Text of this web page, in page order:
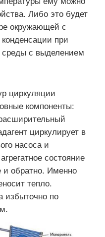
Либо это будет
окружающей с
при
с выделением
циркуляции
компоненты:
циркулирует в
насоса и
состояние
и обратно. Именно
тепло.
избыточно по